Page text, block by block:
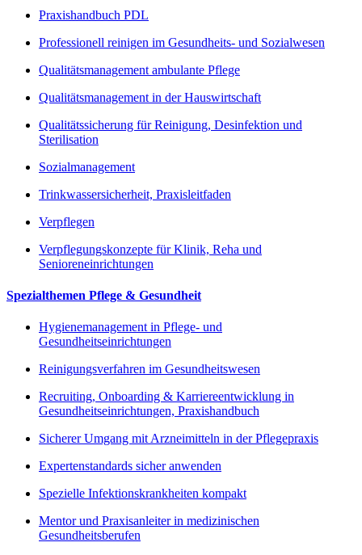
Praxishandbuch PDL
Professionell reinigen im Gesundheits- und Sozialwesen
Qualitätsmanagement ambulante Pflege
Qualitätsmanagement in der Hauswirtschaft
Qualitätssicherung für Reinigung, Desinfektion und
Sterilisation
Sozialmanagement
Trinkwassersicherheit, Praxisleitfaden
Verpflegen
Verpflegungskonzepte für Klinik, Reha und
Senioreneinrichtungen
Spezialthemen Pflege & Gesundheit
Hygienemanagement in Pflege- und
Gesundheitseinrichtungen
Reinigungsverfahren im Gesundheitswesen
Recruiting, Onboarding & Karriereentwicklung in
Gesundheitseinrichtungen, Praxishandbuch
Sicherer Umgang mit Arzneimitteln in der Pflegepraxis
Expertenstandards sicher anwenden
Spezielle Infektionskrankheiten kompakt
Mentor und Praxisanleiter in medizinischen
Gesundheitsberufen